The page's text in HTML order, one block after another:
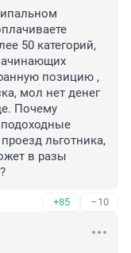
50 категорий,
позицию ,
мол нет денег
Почему
льготника,
в разы
+85 –10